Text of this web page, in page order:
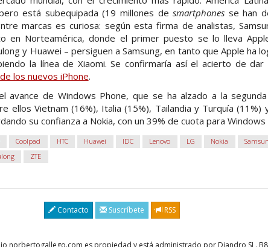
está subequipada (19 millones desmartphones se han
marcas es curiosa: según esta firma de analistas,
en Norteamérica, donde el primer puesto se lo lleva
y Huawei – persiguen a Samsung, en tanto que Apple ha
la línea de Xiaomi. Se confirmaría así el acierto de
los nuevos iPhone.
avance de Windows Phone, que se ha alzado a la
ellos Vietnam (16%), Italia (15%), Tailandia y Turquía (11%)
su confianza a Nokia, con un 39% de cuota para Windows
Coolpad HTC Huawei IDC Lenovo LG Nokia
ZTE
Contacto Suscríbete RSS
norbertogallego.com es propiedad y está administrado por Diandro SL.